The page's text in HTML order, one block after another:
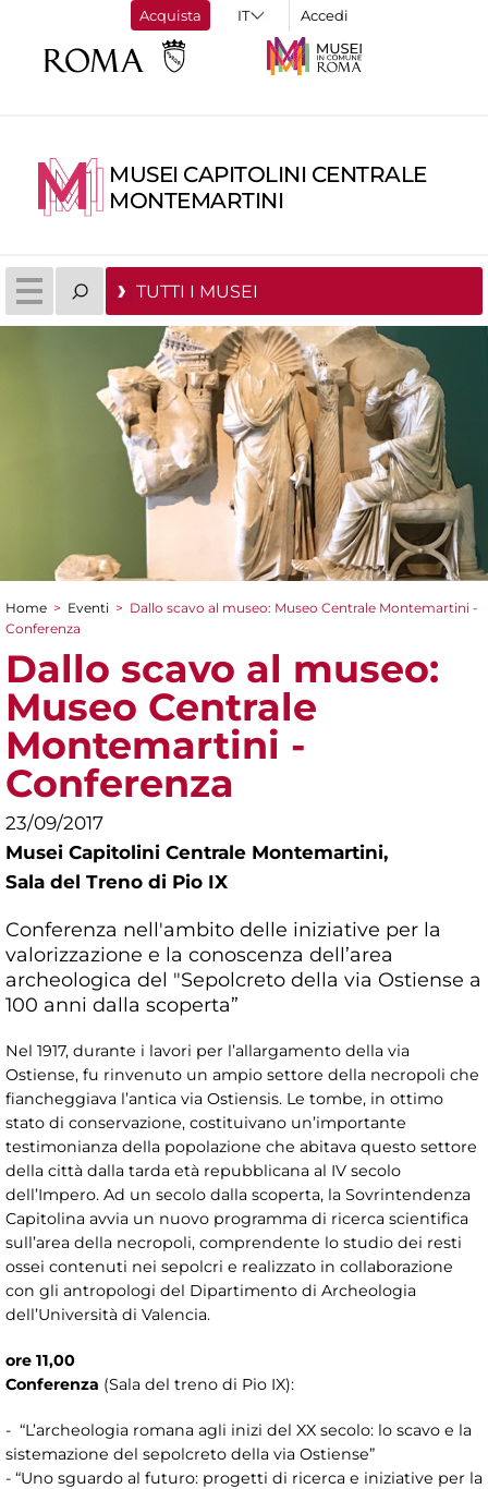
Acquista Accedi
MUSEI CAPITOLINI CENTRALE
MONTEMARTINI
TUTTI I MUSEI
Tu sei qui
Home > Eventi > Dallo scavo al museo: Museo Centrale Montemartini -
Conferenza
Dallo scavo al museo:
Museo Centrale
Montemartini -
Conferenza
23/09/2017
Musei Capitolini Centrale Montemartini,
Sala del Treno di Pio IX
Conferenza nell'ambito delle iniziative per la
valorizzazione e la conoscenza dell’area
archeologica del "Sepolcreto della via Ostiense a
100 anni dalla scoperta”
Nel 1917, durante i lavori per l’allargamento della via
Ostiense, fu rinvenuto un ampio settore della necropoli che
fiancheggiava l’antica via Ostiensis. Le tombe, in ottimo
stato di conservazione, costituivano un’importante
testimonianza della popolazione che abitava questo settore
della città dalla tarda età repubblicana al IV secolo
dell’Impero. Ad un secolo dalla scoperta, la Sovrintendenza
Capitolina avvia un nuovo programma di ricerca scientifica
sull’area della necropoli, comprendente lo studio dei resti
ossei contenuti nei sepolcri e realizzato in collaborazione
con gli antropologi del Dipartimento di Archeologia
dell’Università di Valencia.
ore 11,00
Conferenza (Sala del treno di Pio IX):
- “L’archeologia romana agli inizi del XX secolo: lo scavo e la
sistemazione del sepolcreto della via Ostiense”
- “Uno sguardo al futuro: progetti di ricerca e iniziative per la